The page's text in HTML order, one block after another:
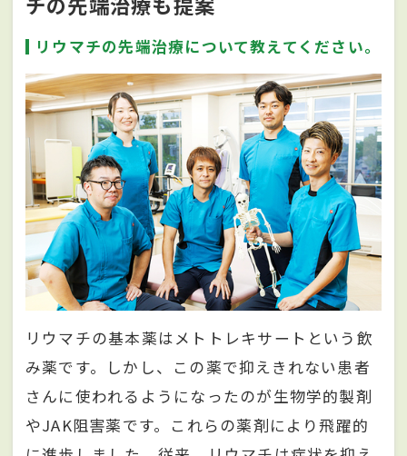
リウマチの先端治療について教えてください。
リウマチの基本薬はメトトレキサートという飲
み薬です。しかし、この薬で抑えきれない患者
さんに使われるようになったのが生物学的製剤
やJAK阻害薬です。これらの薬剤により飛躍的